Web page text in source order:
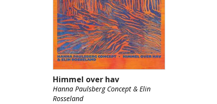
Himmel over hav
Hanna Paulsberg Concept & Elin
Rosseland